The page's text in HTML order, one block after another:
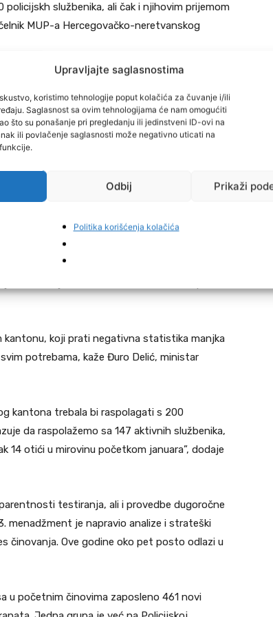
Upravljajte saglasnostima
koristimo tehnologije poput kolačića za čuvanje i/ili
Saglasnost sa ovim tehnologijama će nam omogućiti
što su ponašanje pri pregledanju ili jedinstveni ID-ovi na
ili povlačenje saglasnosti može negativno uticati na
Odbij Prikaži
Politika korišćenja kolačića
službenika, ali čak i njihovim prijemom
MUP-a Hercegovačko-neretvanskog
bit će značajno narušen jer se očekuje
A do kraja januara ide dodatnih 50, tako
Livaja.
i Zeničko-dobojskom kantonu.
radu. Ranije smo primili 118 policijskih
kontinuitet popune”, kaže Admir Gazić,
kantona.
ali nedostatak ljudstva smo
istakao je Dževad Korman, direktor Uprave
kantonu, koji prati negativna statistika manjka
potrebama, kaže Đuro Delić, ministar
kantona trebala bi raspolagati s 200
da raspolažemo sa 147 aktivnih službenika,
14 otići u mirovinu početkom januara”, dodaje
testiranja, ali i provedbe dugoročne
menadžment je napravio analize i strateški
činovanja. Ove godine oko pet posto odlazi u
u početnim činovima zaposleno 461 novi